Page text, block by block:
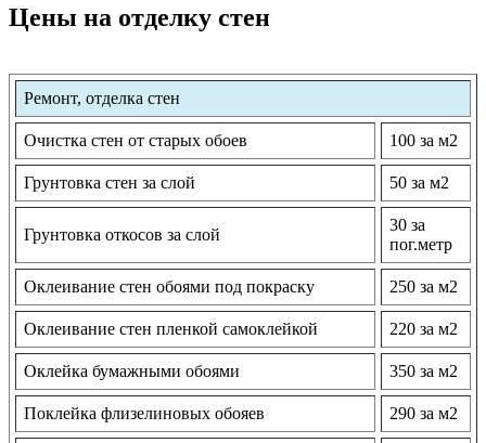
Цены на отделку стен
Ремонт, отделка стен
Очистка стен от старых обоев 100 за м2
Грунтовка стен за слой 50 за м2
Грунтовка откосов за слой
30 за
пог.метр
Оклеивание стен обоями под покраску 250 за м2
Оклеивание стен пленкой самоклейкой 220 за м2
Оклейка бумажными обоями 350 за м2
Поклейка флизелиновых обояев 290 за м2